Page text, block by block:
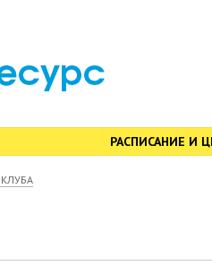
РАСПИСАНИЕ И